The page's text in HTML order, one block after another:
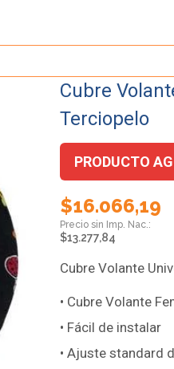
Cubre
Terciopelo
PRODUCTO
$16.066,19
$13.277,84
Cubre Volante
• Cubre Volante
• Fácil de instalar
• Ajuste standard